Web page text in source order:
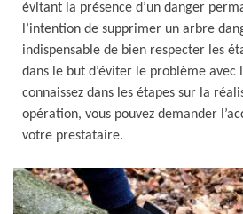
évitant la présence d’un danger
l’intention de supprimer un arbre
indispensable de bien respecter les
dans le but d’éviter le problème avec
connaissez dans les étapes sur la
opération, vous pouvez demander
votre prestataire.